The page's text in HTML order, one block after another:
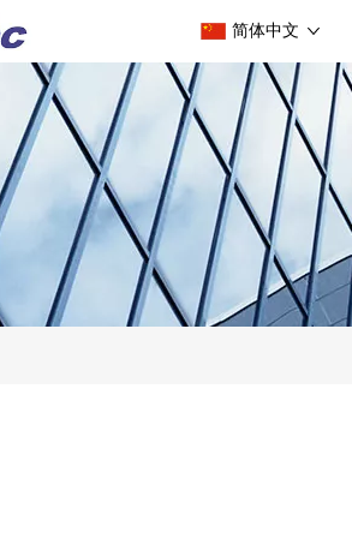
简体中文